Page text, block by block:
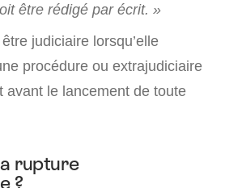
être rédigé par écrit. »
judiciaire lorsqu’elle
procédure ou extrajudiciaire
avant le lancement de toute
rupture
?